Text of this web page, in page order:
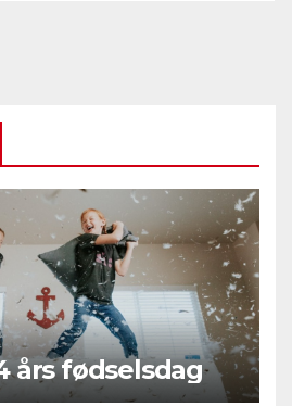
gode 4 års fødselsdag